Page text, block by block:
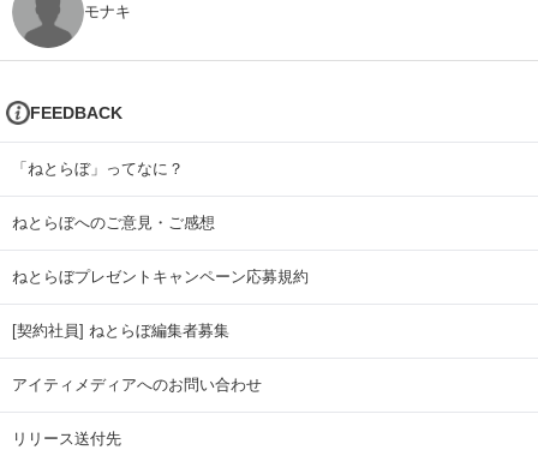
モナキ
FEEDBACK
「ねとらぼ」ってなに？
ねとらぼへのご意見・ご感想
ねとらぼプレゼントキャンペーン応募規約
[契約社員] ねとらぼ編集者募集
アイティメディアへのお問い合わせ
リリース送付先